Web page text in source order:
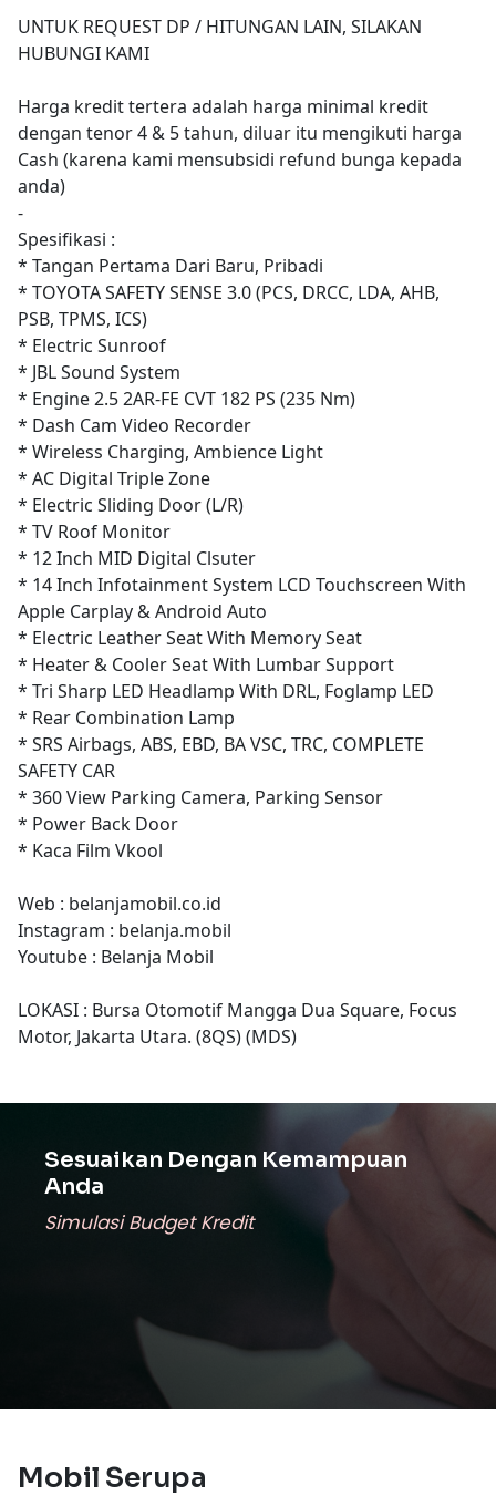
UNTUK REQUEST DP / HITUNGAN LAIN, SILAKAN
HUBUNGI KAMI
Harga kredit tertera adalah harga minimal kredit
dengan tenor 4 & 5 tahun, diluar itu mengikuti harga
Cash (karena kami mensubsidi refund bunga kepada
anda)
-
Spesifikasi :
* Tangan Pertama Dari Baru, Pribadi
* TOYOTA SAFETY SENSE 3.0 (PCS, DRCC, LDA, AHB,
PSB, TPMS, ICS)
* Electric Sunroof
* JBL Sound System
* Engine 2.5 2AR-FE CVT 182 PS (235 Nm)
* Dash Cam Video Recorder
* Wireless Charging, Ambience Light
* AC Digital Triple Zone
* Electric Sliding Door (L/R)
* TV Roof Monitor
* 12 Inch MID Digital Clsuter
* 14 Inch Infotainment System LCD Touchscreen With
Apple Carplay & Android Auto
* Electric Leather Seat With Memory Seat
* Heater & Cooler Seat With Lumbar Support
* Tri Sharp LED Headlamp With DRL, Foglamp LED
* Rear Combination Lamp
* SRS Airbags, ABS, EBD, BA VSC, TRC, COMPLETE
SAFETY CAR
* 360 View Parking Camera, Parking Sensor
* Power Back Door
* Kaca Film Vkool
Web : belanjamobil.co.id
Instagram : belanja.mobil
Youtube : Belanja Mobil
LOKASI : Bursa Otomotif Mangga Dua Square, Focus
Motor, Jakarta Utara. (8QS) (MDS)
Sesuaikan Dengan Kemampuan
Anda
Simulasi Budget Kredit
Mobil Serupa